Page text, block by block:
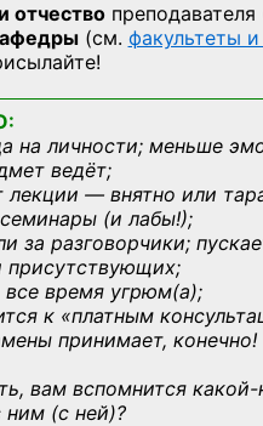
отчествопреподавателя
(см. факультеты
на личности; меньше
ведёт;
лекции — внятно или
(и лабы!);
за разговорчики;
присутствующих;
все время угрюм(а);
к «платным
принимает,
вам вспомнится какой-
ним (с ней)?